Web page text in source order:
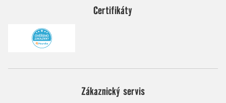
Certifikáty
Zákaznický servis